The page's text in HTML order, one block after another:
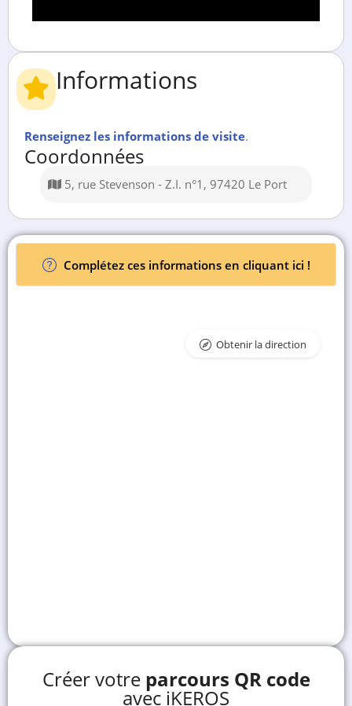
Informations
Renseignez les informations de visite.
Coordonnées
5, rue Stevenson - Z.I. n°1, 97420 Le Port
Complétez ces informations en cliquant ici !
Obtenir la direction
Créer votre parcours QR code
avec iKEROS